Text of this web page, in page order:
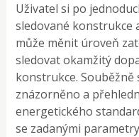
Uživatel si po
sledované konstrukce
může měnit úroveň
sledovat okamžitý
konstrukce.
znázorněno a
energetického
se zadanými